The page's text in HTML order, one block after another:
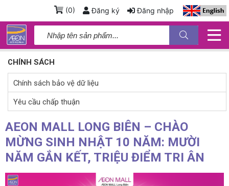
Đăng ký Đăng nhập
(0)
CHÍNH SÁCH
Chính sách bảo vệ dữ liệu
Yêu cầu chấp thuận
AEON MALL LONG BIÊN – CHÀO
MỪNG SINH NHẬT 10 NĂM: MƯỜI
NĂM GẮN KẾT, TRIỆU ĐIỂM TRI ÂN